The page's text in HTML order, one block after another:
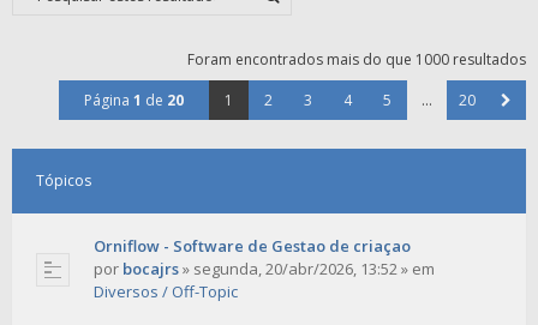
Foram encontrados mais do que 1000 resultados
Página 1 de 20 1 2 3 4 5 ... 20
Tópicos
Orniflow - Software de Gestao de criaçao
por bocajrs» segunda, 20/abr/2026, 13:52» em
Diversos / Off-Topic